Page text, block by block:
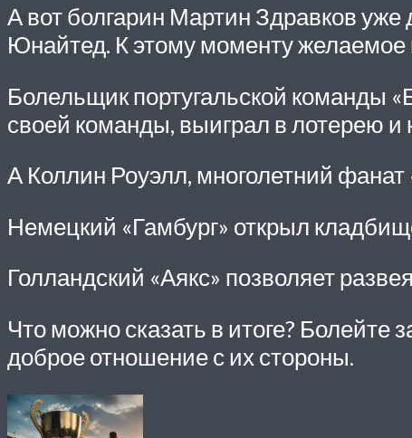
А вот болгарин Мартин Здравков
Юнайтед. К этому моменту
Болельщик португальской команды
своей команды, выиграл в лотерею
А Коллин Роуэлл, многолетний
Немецкий «Гамбург» открыл
Голландский «Аякс» позволяет
Что можно сказать в итоге? Болейте
доброе отношение с их стороны.